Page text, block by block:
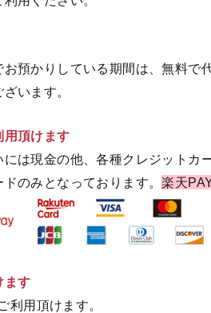
預かりしている期間は、無料で
います。
頂けます
は現金の他、各種クレジットカ
のみとなっております。楽天
ます
利用頂けます。